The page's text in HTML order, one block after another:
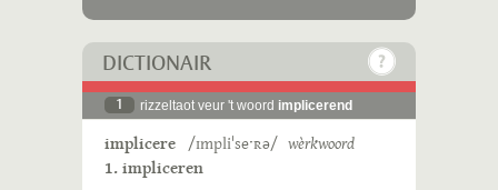
DICTIONAIR
1 rizzeltaot veur 't woord implicerend
implicere /ɪmpliˈseˑʀə/ wèrkwoord
1. impliceren